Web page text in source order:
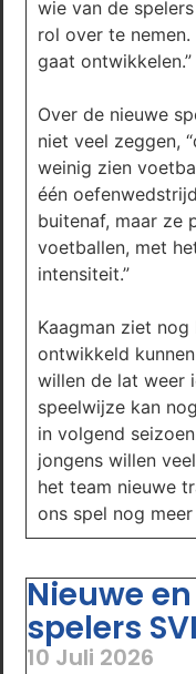
wie van de
rol over te
gaat ontwikkelen.”
Over de nieuwe
niet veel zeggen,
weinig zien
één
buitenaf, maar ze
voetballen, met
intensiteit.”
Kaagman ziet
ontwikkeld
willen de lat weer
speelwijze kan
in volgend
jongens willen
het team nieuwe
ons spel nog
Nieuwe
spelers
10 Juli 2026